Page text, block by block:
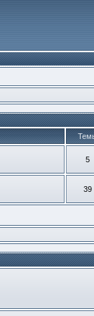
5
39